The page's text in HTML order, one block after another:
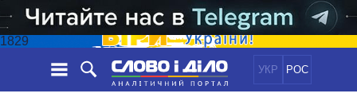
1829
УКР РОС